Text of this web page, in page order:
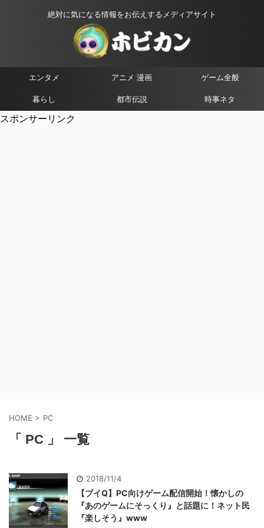
絶対に気になる情報をお伝えするメディアサイト
エンタメ アニメ 漫画 ゲーム全般
暮らし 都市伝説 時事ネタ
スポンサーリンク
HOME > PC
「 PC 」 一覧
2018/11/4
【ブイQ】PC向けゲーム配信開始！懐かしの
『あのゲームにそっくり』と話題に！ネット民
『楽しそう』www